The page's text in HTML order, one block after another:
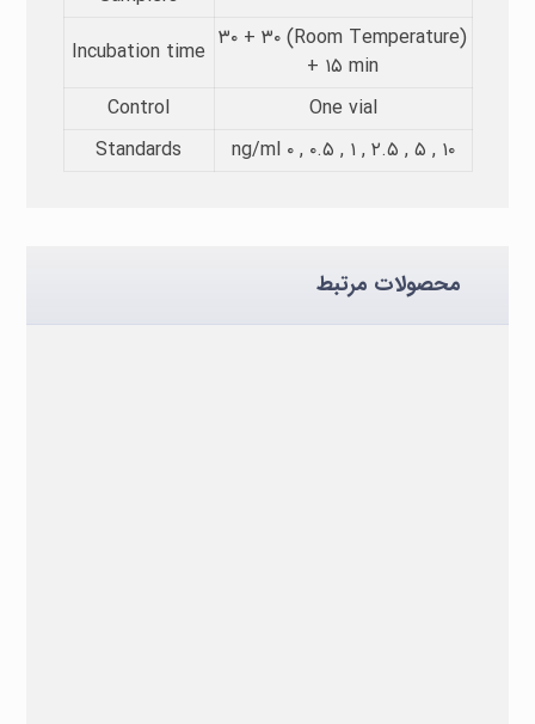
(Room Temperature) ۳۰ + ۳۰
+ ۱۵ min
Incubation time​
One vial
Control
ng/ml ۰ , ۰.۵ , ۱ , ۲.۵ , ۵ , ۱۰
Standards
محصولات مرتبط